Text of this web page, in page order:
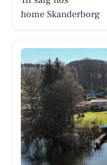
home Skanderborg